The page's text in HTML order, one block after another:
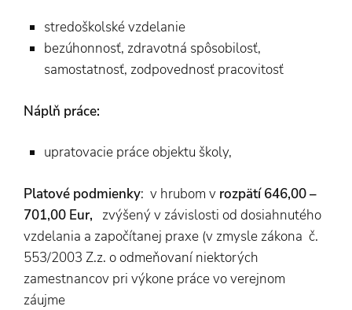
stredoškolské vzdelanie
bezúhonnosť, zdravotná spôsobilosť,
samostatnosť, zodpovednosť pracovitosť
Náplň práce:
upratovacie práce objektu školy,
Platové podmienky: v hrubom v rozpätí 646,00 –
701,00 Eur,
zvýšený v závislosti od dosiahnutého
vzdelania a započítanej praxe (v zmysle zákona č.
553/2003 Z.z. o odmeňovaní niektorých
zamestnancov pri výkone práce vo verejnom
záujme